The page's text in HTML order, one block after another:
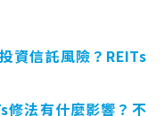
資信託風險？REITs
修法有什麼影響？不